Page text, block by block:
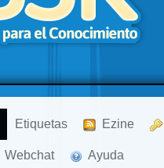
Etiquetas Ezine
Webchat Ayuda